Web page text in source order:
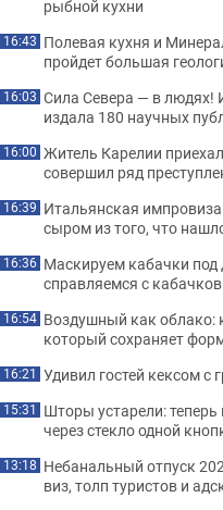
рыбной кухни
16:43 Полевая кухня и
пройдет большая
16:03 Сила Севера — в людях!
издала 180 научных
16:00 Житель Карелии
совершил ряд
16:39 Итальянская
сыром из того, что
16:36 Маскируем кабачки под
справляемся с
16:54 Воздушный как
который сохраняет
16:21 Удивил гостей кексом с
15:31 Шторы устарели:
через стекло одной
13:18 Небанальный отпуск
виз, толп туристов и